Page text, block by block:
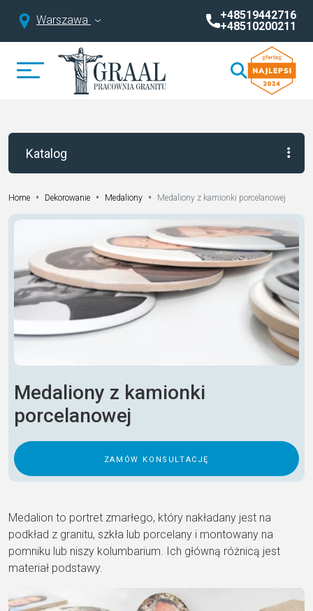
Warszawa
+48519442716
+48510200211
Katalog
Home • Dekorowanie • Medaliony • Medaliony z kamionki porcelanowej
Medaliony z kamionki
porcelanowej
zamów konsultację
Medalion to portret zmarłego, który nakładany jest na
podkład z granitu, szkła lub porcelany i montowany na
pomniku lub niszy kolumbarium. Ich główną różnicą jest
materiał podstawy.